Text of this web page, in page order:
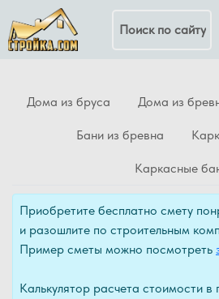
Дома из бруса Дома из
Бани из бревна
Каркасные
Приобретите бесплатно смету
и разошлите по строительным
Пример сметы можно посмотреть
Калькулятор расчета стоимости в